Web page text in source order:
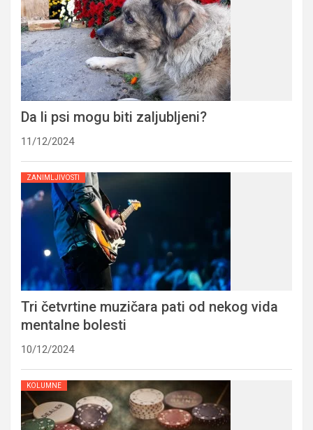
Da li psi mogu biti zaljubljeni?
11/12/2024
ZANIMLJIVOSTI
Tri četvrtine muzičara pati od nekog vida
mentalne bolesti
10/12/2024
KOLUMNE